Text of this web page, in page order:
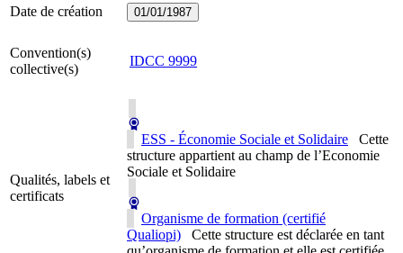
Date de création 01/01/1987
Convention(s)
collective(s)
IDCC 9999
Qualités, labels et
certificats
ESS - Économie Sociale et Solidaire
Cette
structure appartient au champ de l’Economie
Sociale et Solidaire
Organisme de formation (certifié
Qualiopi)
Cette structure est déclarée en tant